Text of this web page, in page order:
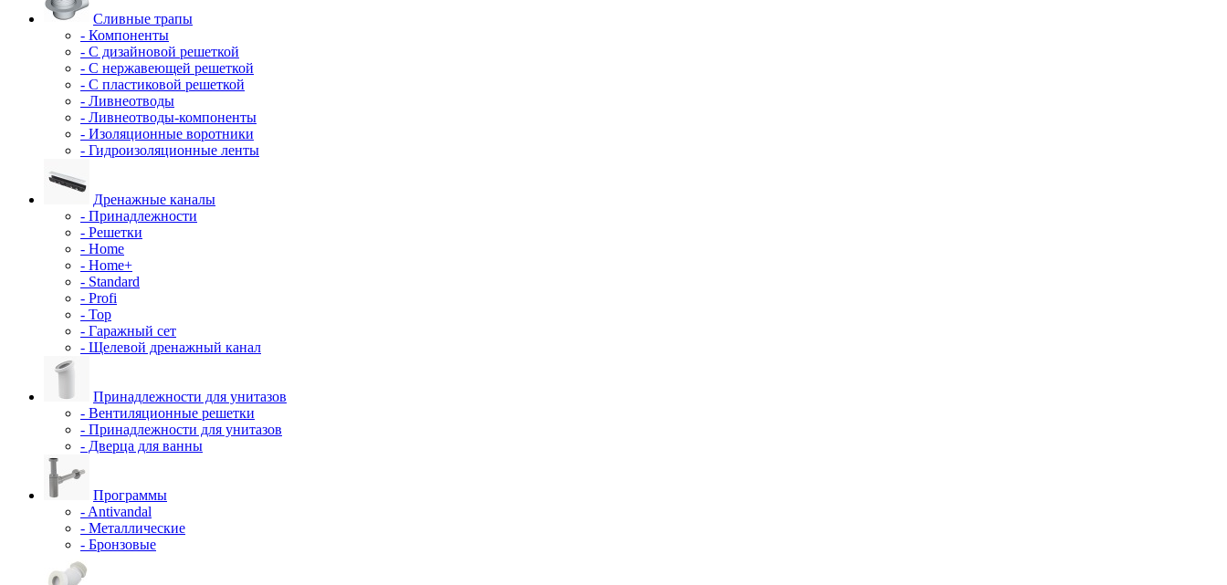
Сливные трапы
- Компоненты
- С дизайновой решеткой
- С нержавеющей решеткой
- С пластиковой решеткой
- Ливнеотводы
- Ливнеотводы-компоненты
- Изоляционные воротники
- Гидроизоляционные ленты
Дренажные каналы
- Принадлежности
- Решетки
- Home
- Home+
- Standard
- Profi
- Top
- Гаражный сет
- Щелевой дренажный канал
Принадлежности для унитазов
- Вентиляционные решетки
- Принадлежности для унитазов
- Дверца для ванны
Программы
- Antivandal
- Металлические
- Бронзовые